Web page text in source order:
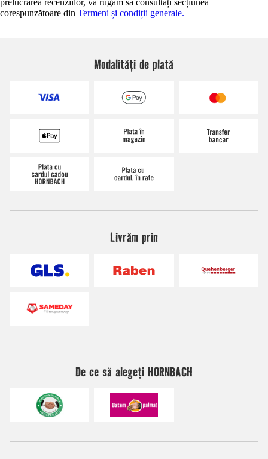
prelucrarea recenziilor, vă rugăm să consultați secțiunea
corespunzătoare din Termeni și condiții generale.
Modalități de plată
Livrăm prin
De ce să alegeți HORNBACH